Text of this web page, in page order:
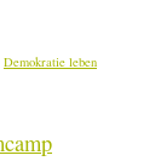
Demokratie leben